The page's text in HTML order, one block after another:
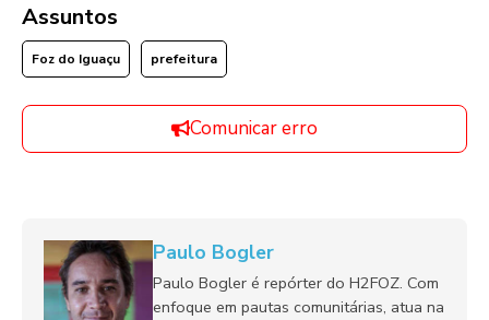
Assuntos
Foz do Iguaçu prefeitura
Comunicar erro
Paulo Bogler
Paulo Bogler é repórter do H2FOZ. Com
enfoque em pautas comunitárias, atua na